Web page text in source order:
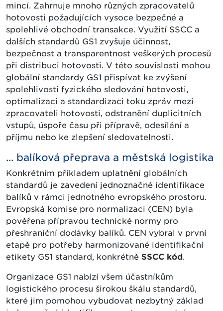
mincí. Zahrnuje mnoho různých zpracovatelů
hotovosti požadujících vysoce bezpečné a
spolehlivé obchodní transakce. Využití SSCC a
dalších standardů GS1 zvyšuje účinnost,
bezpečnost a transparentnost veškerých procesů
při distribuci hotovosti. V této souvislosti mohou
globální standardy GS1 přispívat ke zvýšení
spolehlivosti fyzického sledování hotovosti,
optimalizaci a standardizaci toku zpráv mezi
zpracovateli hotovosti, odstranění duplicitních
vstupů, úspoře času při přípravě, odesílání a
příjmu nebo ke zlepšení sledovatelnosti.
... balíková přeprava a městská logistika
Konkrétním příkladem uplatnění globálních
standardů je zavedení jednoznačné identifikace
balíků v rámci jednotného evropského prostoru.
Evropská komise pro normalizaci (CEN) byla
pověřena přípravou technické normy pro
přeshraniční dodávky balíků. CEN vybral v první
etapě pro potřeby harmonizované identifikační
etikety GS1 standard, konkrétně SSCC kód.
Organizace GS1 nabízí všem účastníkům
logistického procesu širokou škálu standardů,
které jim pomohou vybudovat nezbytný základ